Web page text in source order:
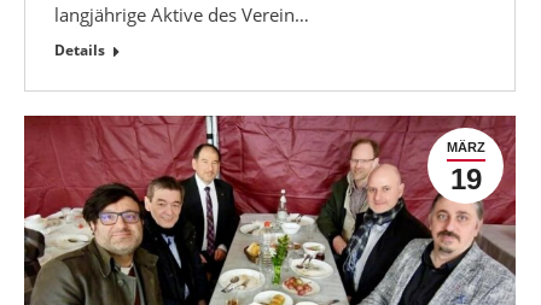
langjährige Aktive des Verein…
Details
MÄRZ
19